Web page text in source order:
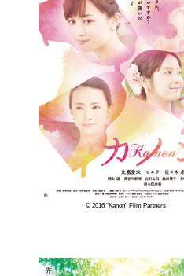
© 2016 "Kanon" Film Partners